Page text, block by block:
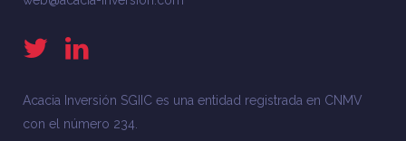
Acacia Inversión SGIIC es una entidad registrada en CNMV
con el número 234.